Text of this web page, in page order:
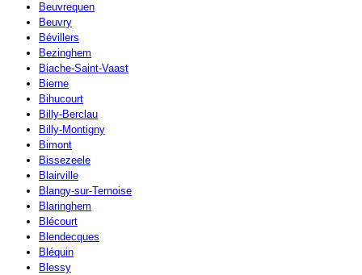
Beuvrequen
Beuvry
Bévillers
Bezinghem
Biache-Saint-Vaast
Bierne
Bihucourt
Billy-Berclau
Billy-Montigny
Bimont
Bissezeele
Blairville
Blangy-sur-Ternoise
Blaringhem
Blécourt
Blendecques
Bléquin
Blessy